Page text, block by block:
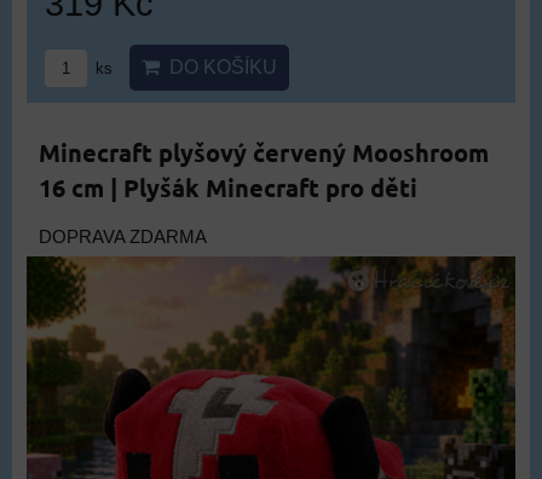
ks DO KOŠÍKU
Minecraft plyšový červený Mooshroom
16 cm | Plyšák Minecraft pro děti
DOPRAVA ZDARMA